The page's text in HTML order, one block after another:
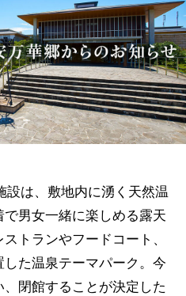
は、敷地内に湧く天然温
男女一緒に楽しめる露天
トランやフードコート、
た温泉テーマパーク。今
閉館することが決定した